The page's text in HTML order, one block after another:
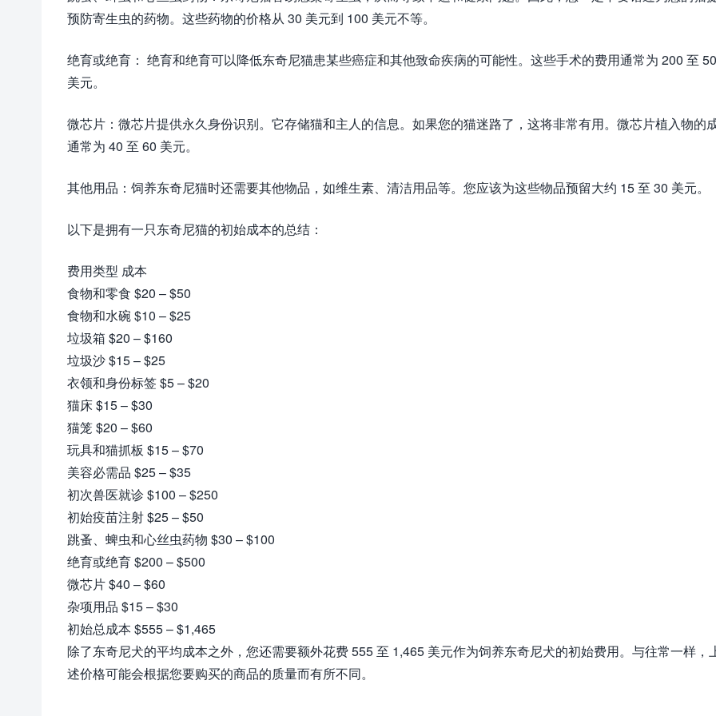
预防寄生虫的药物。这些药物的价格从 30 美元到 100 美元不等。
绝育或绝育： 绝育和绝育可以降低东奇尼猫患某些癌症和其他致命疾病的可能性。这些手术的费用通常为 200 至
美元。
微芯片：微芯片提供永久身份识别。它存储猫和主人的信息。如果您的猫迷路了，这将非常有用。微芯片植入物的
通常为 40 至 60 美元。
其他用品：饲养东奇尼猫时还需要其他物品，如维生素、清洁用品等。您应该为这些物品预留大约 15 至 30 美元。
以下是拥有一只东奇尼猫的初始成本的总结：
费用类型 成本
食物和零食 $20 – $50
食物和水碗 $10 – $25
垃圾箱 $20 – $160
垃圾沙 $15 – $25
衣领和身份标签 $5 – $20
猫床 $15 – $30
猫笼 $20 – $60
玩具和猫抓板 $15 – $70
美容必需品 $25 – $35
初次兽医就诊 $100 – $250
初始疫苗注射 $25 – $50
跳蚤、蜱虫和心丝虫药物 $30 – $100
绝育或绝育 $200 – $500
微芯片 $40 – $60
杂项用品 $15 – $30
初始总成本 $555 – $1,465
除了东奇尼犬的平均成本之外，您还需要额外花费 555 至 1,465 美元作为饲养东奇尼犬的初始费用。与往常一样，
述价格可能会根据您要购买的商品的质量而有所不同。